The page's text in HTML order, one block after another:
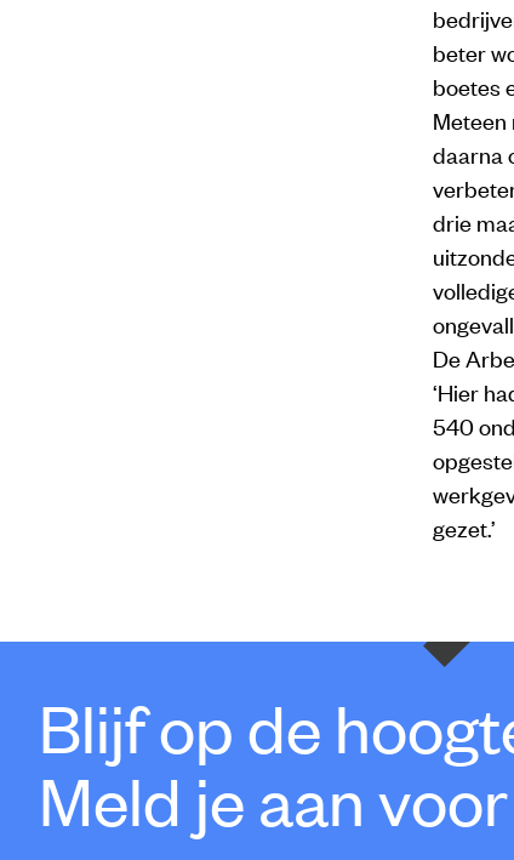
beter
boetes
Meteen
daarna
drie
De
‘Hier
540
gezet.’
Blijf op de
Meld je aan